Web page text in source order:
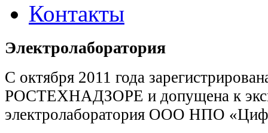
Контакты
Электролаборатория
С октября 2011 года
РОСТЕХНАДЗОРЕ и допущена к
электролаборатория ООО НПО